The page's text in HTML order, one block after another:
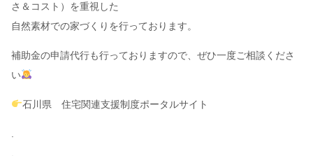
さ＆コスト）を重視した
自然素材での家づくりを行っております。
補助金の申請代行も行っておりますので、ぜひ一度ご相談くださ
い
石川県 住宅関連支援制度ポータルサイト